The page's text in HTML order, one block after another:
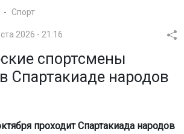
Спорт
2026 - 21:16
спортсмены
Спартакиаде народов
проходит Спартакиада народов